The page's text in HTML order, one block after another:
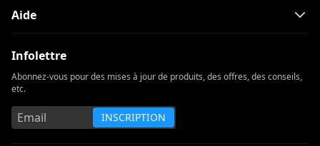
Aide
Infolettre
Abonnez-vous pour des mises à jour de produits, des offres, des conseils,
etc.
INSCRIPTION